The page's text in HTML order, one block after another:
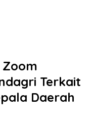
Terkait
Daerah